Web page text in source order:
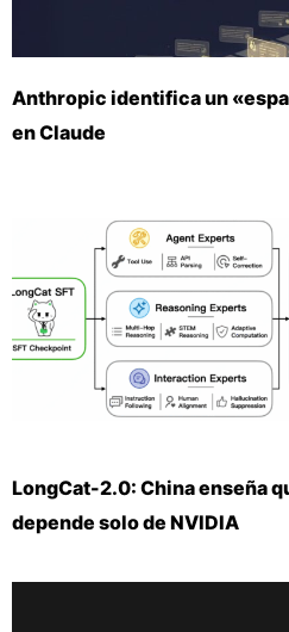
Anthropic identifica un
en Claude
LongCat-2.0: China enseña
depende solo de NVIDIA